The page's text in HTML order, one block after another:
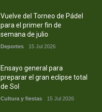
Vuelve del Torneo de Pádel
para el primer fin de
semana de julio
Deportes 15 Jul 2026
Ensayo general para
preparar el gran eclipse total
de Sol
Cultura y fiestas 15 Jul 2026